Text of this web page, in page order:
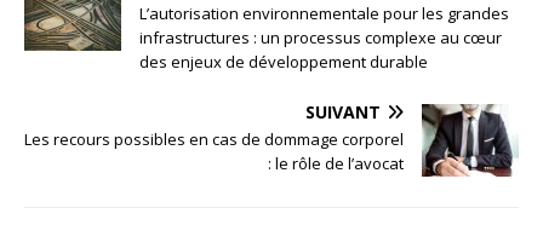
L’autorisation environnementale pour les grandes
infrastructures : un processus complexe au cœur
des enjeux de développement durable
SUIVANT
Les recours possibles en cas de dommage corporel
: le rôle de l’avocat